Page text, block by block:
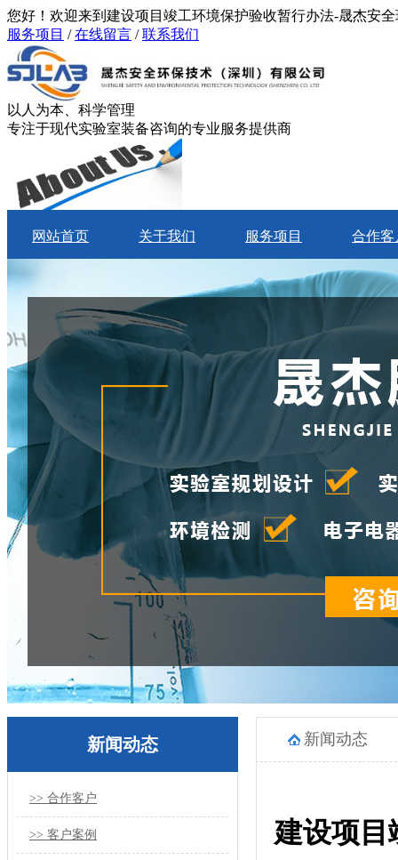
您好！欢迎来到建设项目竣工环境保护验收暂行办法-晟杰安
服务项目 /在线留言 /联系我们
以人为本、科学管理
专注于现代实验室装备咨询的专业服务提供商
网站首页 关于我们 服务项目 合作客
新闻动态
>> 合作客户
>> 客户案例
新闻动态
建设项目